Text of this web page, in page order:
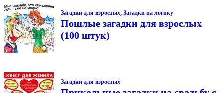
Загадки для взрослых, Загадки на логику
Пошлые загадки для взрослых
(100 штук)
Загадки для взрослых